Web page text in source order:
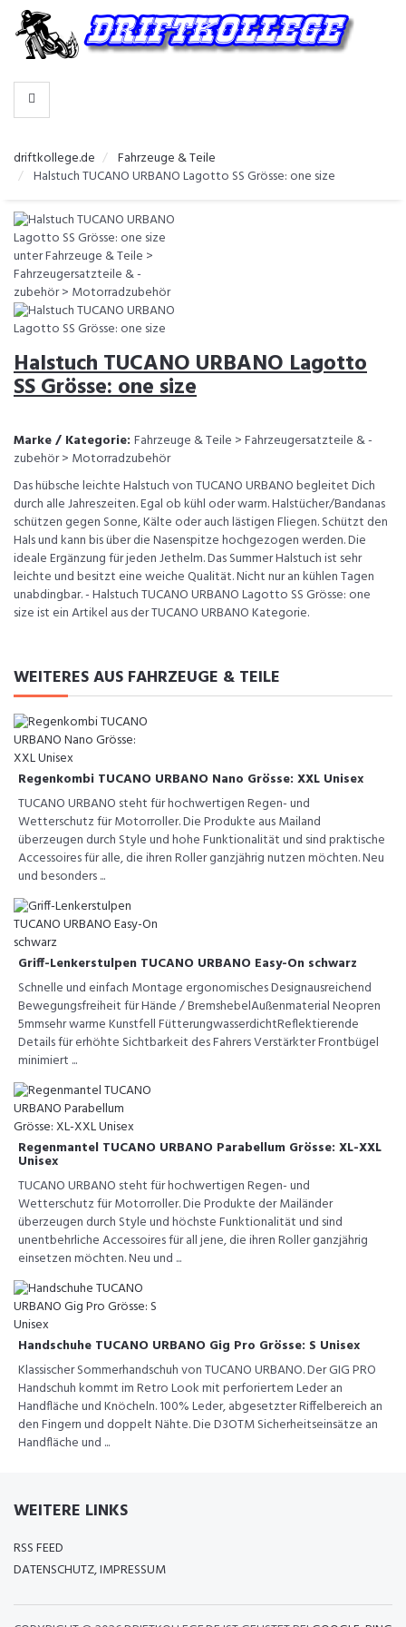
>
HERSTELLER
WÄHLEN
driftkollege.de
Fahrzeuge & Teile
Halstuch TUCANO URBANO Lagotto SS Grösse: one size
Halstuch TUCANO URBANO Lagotto
SS Grösse: one size
Marke / Kategorie: Fahrzeuge & Teile > Fahrzeugersatzteile & -
zubehör > Motorradzubehör
Das hübsche leichte Halstuch von TUCANO URBANO begleitet Dich
durch alle Jahreszeiten. Egal ob kühl oder warm. Halstücher/Bandanas
schützen gegen Sonne, Kälte oder auch lästigen Fliegen. Schützt den
Hals und kann bis über die Nasenspitze hochgezogen werden. Die
ideale Ergänzung für jeden Jethelm. Das Summer Halstuch ist sehr
leichte und besitzt eine weiche Qualität. Nicht nur an kühlen Tagen
unabdingbar. - Halstuch TUCANO URBANO Lagotto SS Grösse: one
size ist ein Artikel aus der TUCANO URBANO Kategorie.
WEITERES AUS FAHRZEUGE & TEILE
Regenkombi TUCANO URBANO Nano Grösse: XXL Unisex
TUCANO URBANO steht für hochwertigen Regen- und
Wetterschutz für Motorroller. Die Produkte aus Mailand
überzeugen durch Style und hohe Funktionalität und sind praktische
Accessoires für alle, die ihren Roller ganzjährig nutzen möchten. Neu
und besonders ...
Griff-Lenkerstulpen TUCANO URBANO Easy-On schwarz
Schnelle und einfach Montage ergonomisches Designausreichend
Bewegungsfreiheit für Hände / BremshebelAußenmaterial Neopren
5mmsehr warme Kunstfell FütterungwasserdichtReflektierende
Details für erhöhte Sichtbarkeit des Fahrers Verstärkter Frontbügel
minimiert ...
Regenmantel TUCANO URBANO Parabellum Grösse: XL-XXL
Unisex
TUCANO URBANO steht für hochwertigen Regen- und
Wetterschutz für Motorroller. Die Produkte der Mailänder
überzeugen durch Style und höchste Funktionalität und sind
unentbehrliche Accessoires für all jene, die ihren Roller ganzjährig
einsetzen möchten. Neu und ...
Handschuhe TUCANO URBANO Gig Pro Grösse: S Unisex
Klassischer Sommerhandschuh von TUCANO URBANO. Der GIG PRO
Handschuh kommt im Retro Look mit perforiertem Leder an
Handfläche und Knöcheln. 100% Leder, abgesetzter Riffelbereich an
den Fingern und doppelt Nähte. Die D3OTM Sicherheitseinsätze an
Handfläche und ...
WEITERE LINKS
RSS FEED
DATENSCHUTZ, IMPRESSUM